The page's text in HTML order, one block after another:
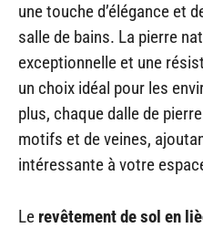
une touche d’élégance et
salle de bains. La pierre
exceptionnelle et une
un choix idéal pour les
plus, chaque dalle de
motifs et de veines,
intéressante à votre
Le revêtement de sol en